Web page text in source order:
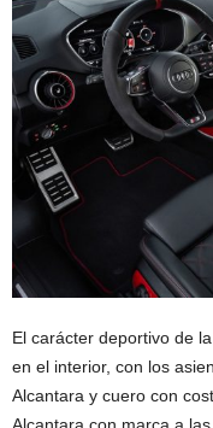
El carácter deportivo de
en el interior, con los
Alcantara y cuero con
Alcantara con marca a